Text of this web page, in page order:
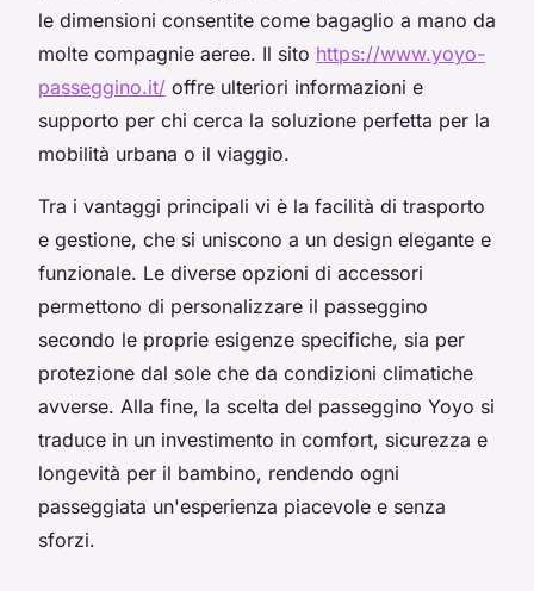
le dimensioni consentite come bagaglio a mano da
molte compagnie aeree. Il sito https://www.yoyo-
passeggino.it/ offre ulteriori informazioni e
supporto per chi cerca la soluzione perfetta per la
mobilità urbana o il viaggio.
Tra i vantaggi principali vi è la facilità di trasporto
e gestione, che si uniscono a un design elegante e
funzionale. Le diverse opzioni di accessori
permettono di personalizzare il passeggino
secondo le proprie esigenze specifiche, sia per
protezione dal sole che da condizioni climatiche
avverse. Alla fine, la scelta del passeggino Yoyo si
traduce in un investimento in comfort, sicurezza e
longevità per il bambino, rendendo ogni
passeggiata un'esperienza piacevole e senza
sforzi.